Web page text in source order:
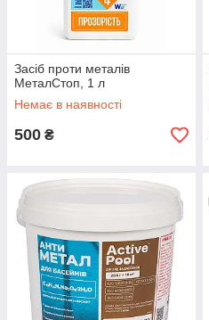
Засіб проти металів
МеталСтоп, 1 л
Немає в наявності
500 ₴